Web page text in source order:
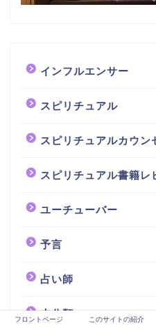
インフルエンサー
スピリチュアル
スピリチュアルカウン
スピリチュアル書籍レ
ユーチューバー
予言
占い師
未分類
フロントページ このサイトの紹介
スピリ